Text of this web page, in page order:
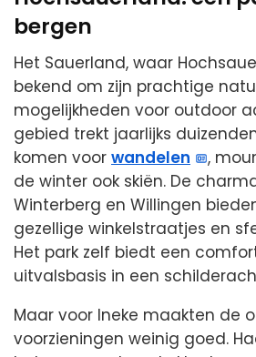
bergen
Het Sauerland, waar
bekend om zijn prachtige
mogelijkheden voor outdoor
gebied trekt jaarlijks
komen voor wandelen
,
de winter ook skiën. De
Winterberg en Willingen
gezellige winkelstraatjes en
Het park zelf biedt een
uitvalsbasis in een
Maar voor Ineke maakten de
voorzieningen weinig goed.